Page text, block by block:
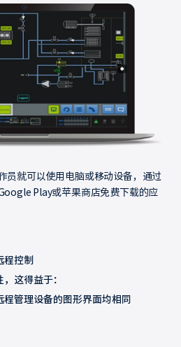
员就可以使用电脑或移动设备，通过
Play或苹果商店免费下载的应
程控制
这得益于：
程管理设备的图形界面均相同